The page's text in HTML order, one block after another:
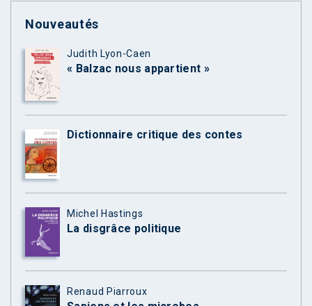
Nouveautés
Judith Lyon-Caen
« Balzac nous appartient »
Dictionnaire critique des contes
Michel Hastings
La disgrâce politique
Renaud Piarroux